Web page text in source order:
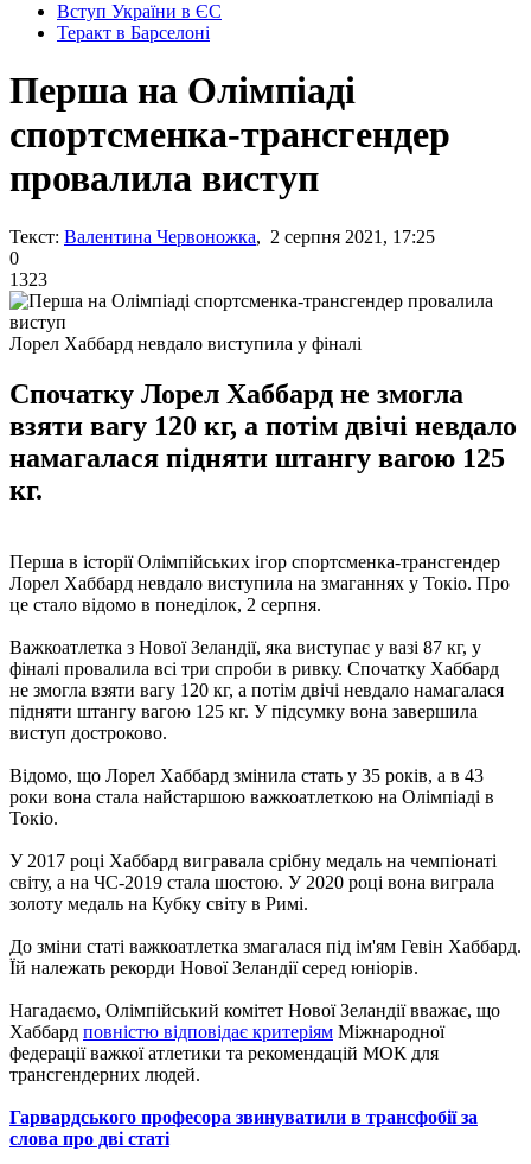
Вступ України в ЄС
Теракт в Барселоні
Перша на Олімпіаді
спортсменка-трансгендер
провалила виступ
Текст: Валентина Червоножка, 2 серпня 2021, 17:25
0
1323
Лорел Хаббард невдало виступила у фіналі
Спочатку Лорел Хаббард не змогла
взяти вагу 120 кг, а потім двічі невдало
намагалася підняти штангу вагою 125
кг.
Перша в історії Олімпійських ігор спортсменка-трансгендер
Лорел Хаббард невдало виступила на змаганнях у Токіо. Про
це стало відомо в понеділок, 2 серпня.
Важкоатлетка з Нової Зеландії, яка виступає у вазі 87 кг, у
фіналі провалила всі три спроби в ривку. Спочатку Хаббард
не змогла взяти вагу 120 кг, а потім двічі невдало намагалася
підняти штангу вагою 125 кг. У підсумку вона завершила
виступ достроково.
Відомо, що Лорел Хаббард змінила стать у 35 років, а в 43
роки вона стала найстаршою важкоатлеткою на Олімпіаді в
Токіо.
У 2017 році Хаббард вигравала срібну медаль на чемпіонаті
світу, а на ЧС-2019 стала шостою. У 2020 році вона виграла
золоту медаль на Кубку світу в Римі.
До зміни статі важкоатлетка змагалася під ім'ям Гевін Хаббард.
Їй належать рекорди Нової Зеландії серед юніорів.
Нагадаємо, Олімпійський комітет Нової Зеландії вважає, що
Хаббард повністю відповідає критеріям Міжнародної
федерації важкої атлетики та рекомендацій МОК для
трансгендерних людей.
Гарвардського професора звинуватили в трансфобії за
слова про дві статі